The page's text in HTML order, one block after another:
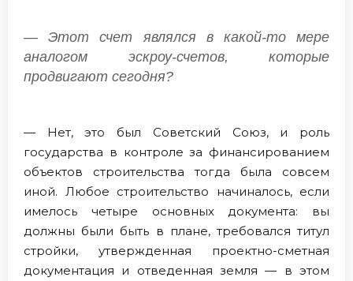
— Этот счет являлся в какой-то мере
аналогом эскроу-счетов, которые
продвигают сегодня?
— Нет, это был Советский Союз, и роль
государства в контроле за финансированием
объектов строительства тогда была совсем
иной. Любое строительство начиналось, если
имелось четыре основных документа: вы
должны были быть в плане, требовался титул
стройки, утвержденная проектно-сметная
документация и отведенная земля — в этом